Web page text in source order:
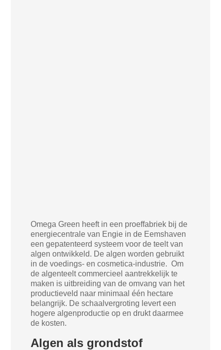
Omega Green heeft in een proeffabriek bij de
energiecentrale van Engie in de Eemshaven
een gepatenteerd systeem voor de teelt van
algen ontwikkeld. De algen worden gebruikt
in de voedings- en cosmetica-industrie. Om
de algenteelt commercieel aantrekkelijk te
maken is uitbreiding van de omvang van het
productieveld naar minimaal één hectare
belangrijk. De schaalvergroting levert een
hogere algenproductie op en drukt daarmee
de kosten.
Algen als grondstof